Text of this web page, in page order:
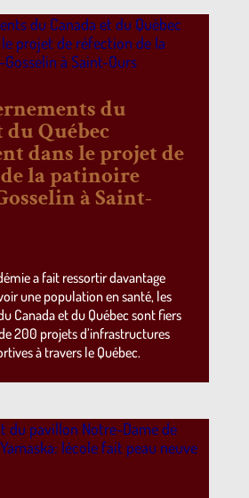
du
du Québec
dans le projet de
la patinoire
à Saint-
a fait ressortir davantage
une population en santé, les
Canada et du Québec sont fiers
200 projets d’infrastructures
à travers le Québec.